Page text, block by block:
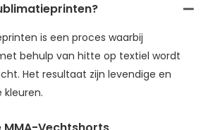
is een proces waarbij
behulp van hitte op textiel wordt
Het resultaat zijn levendige en
kleuren.